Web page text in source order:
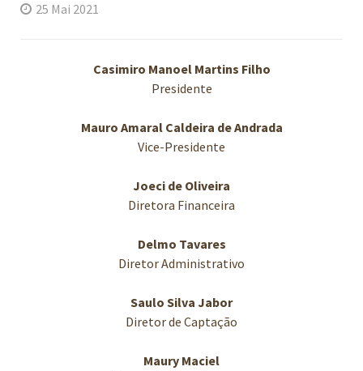
25 Mai 2021
Casimiro Manoel Martins Filho
Presidente
Mauro Amaral Caldeira de Andrada
Vice-Presidente
Joeci de Oliveira
Diretora Financeira
Delmo Tavares
Diretor Administrativo
Saulo Silva Jabor
Diretor de Captação
Maury Maciel